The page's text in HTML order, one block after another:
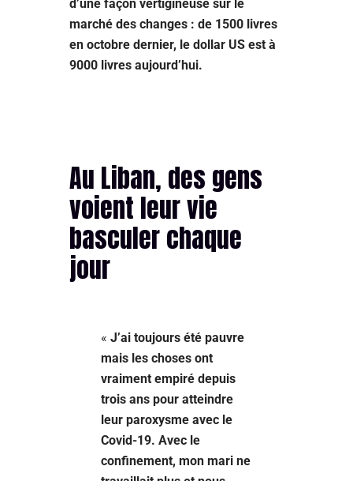
d’une façon vertigineuse sur le
marché des changes : de 1500 livres
en octobre dernier, le dollar US est à
9000 livres aujourd’hui.
Au Liban, des gens
voient leur vie
basculer chaque
jour
« J’ai toujours été pauvre
mais les choses ont
vraiment empiré depuis
trois ans pour atteindre
leur paroxysme avec le
Covid-19. Avec le
confinement, mon mari ne